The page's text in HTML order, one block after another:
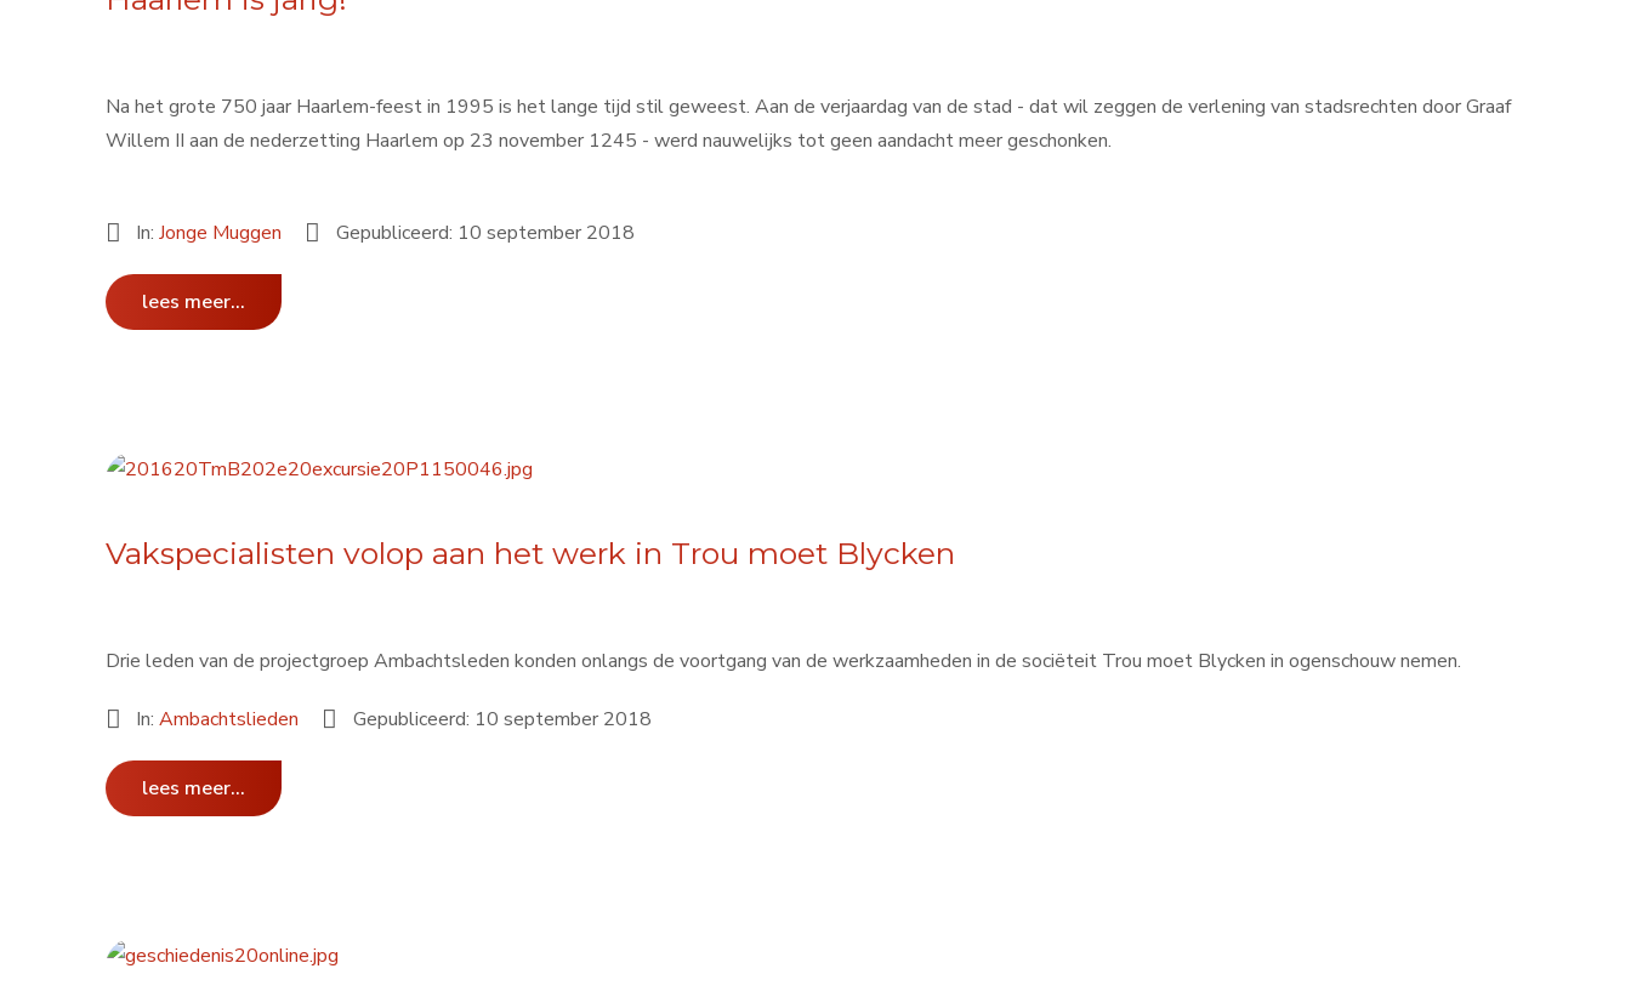
Na het grote 750 jaar Haarlem-feest in 1995 is het lange tijd stil geweest. Aan de verjaardag van de stad - dat wil zeggen de verlening van stadsrechten door Graaf
Willem II aan de nederzetting Haarlem op 23 november 1245 - werd nauwelijks tot geen aandacht meer geschonken.
In:Jonge Muggen Gepubliceerd: 10 september 2018
lees meer...
Vakspecialisten volop aan het werk in Trou moet Blycken
Drie leden van de projectgroep Ambachtsleden konden onlangs de voortgang van de werkzaamheden in de sociëteit Trou moet Blycken in ogenschouw nemen.
In:Ambachtslieden Gepubliceerd: 10 september 2018
lees meer...